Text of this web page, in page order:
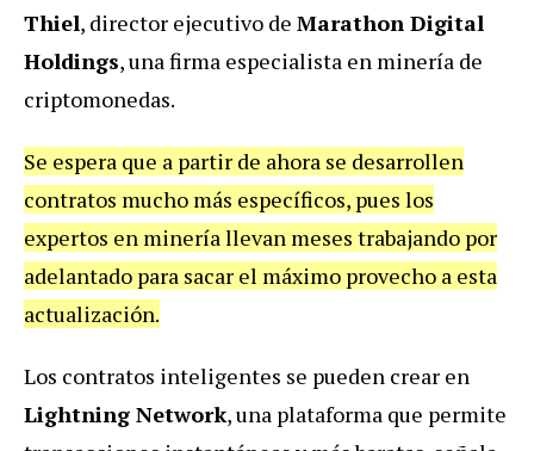
Thiel, director ejecutivo de Marathon Digital
Holdings, una firma especialista en minería de
criptomonedas.
Se espera que a partir de ahora se desarrollen
contratos mucho más específicos, pues los
expertos en minería llevan meses trabajando por
adelantado para sacar el máximo provecho a esta
actualización.
Los contratos inteligentes se pueden crear en
Lightning Network, una plataforma que permite